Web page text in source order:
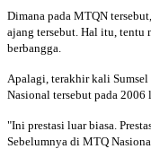
Dimana pada MTQN
ajang tersebut. Hal itu, tentu
berbangga.
Apalagi, terakhir kali
Nasional tersebut pada 2006
"Ini prestasi luar biasa.
Sebelumnya di MTQ